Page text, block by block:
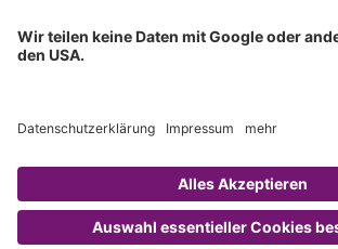
ISO 9001 Zertifikat